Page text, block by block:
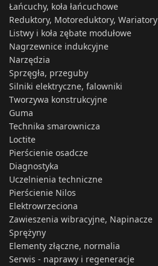
Łańcuchy, koła łańcuchowe
Reduktory, Motoreduktory, Wariatory
Listwy i koła zębate modułowe
Nagrzewnice indukcyjne
Narzędzia
Sprzęgła, przeguby
Silniki elektryczne, falowniki
Tworzywa konstrukcyjne
Guma
Technika smarownicza
Loctite
Pierścienie osadcze
Diagnostyka
Uczelnienia techniczne
Pierścienie Nilos
Elektrowrzeciona
Zawieszenia wibracyjne, Napinacze
Sprężyny
Elementy złączne, normalia
Serwis - naprawy i regeneracje